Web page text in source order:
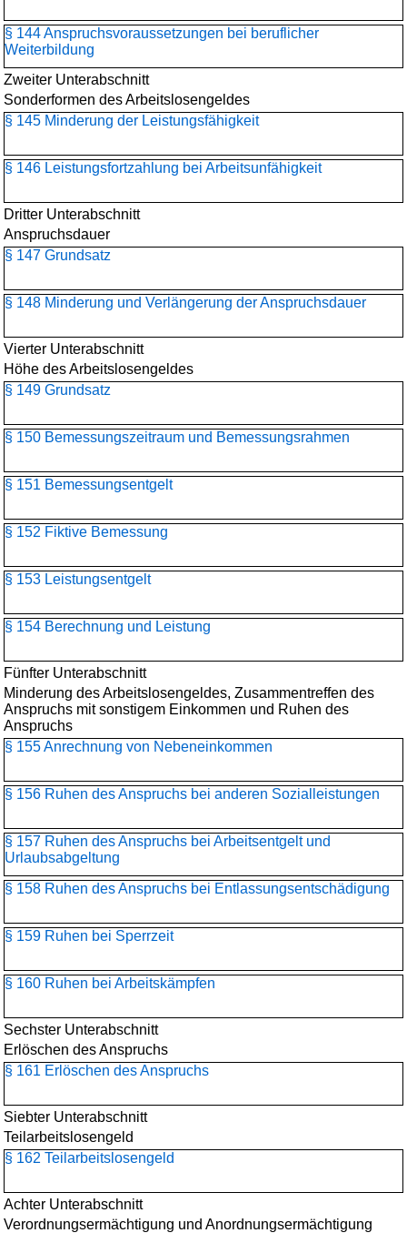
§ 144 Anspruchsvoraussetzungen bei beruflicher
Weiterbildung
Zweiter Unterabschnitt
Sonderformen des Arbeitslosengeldes
§ 145 Minderung der Leistungsfähigkeit
§ 146 Leistungsfortzahlung bei Arbeitsunfähigkeit
Dritter Unterabschnitt
Anspruchsdauer
§ 147 Grundsatz
§ 148 Minderung und Verlängerung der Anspruchsdauer
Vierter Unterabschnitt
Höhe des Arbeitslosengeldes
§ 149 Grundsatz
§ 150 Bemessungszeitraum und Bemessungsrahmen
§ 151 Bemessungsentgelt
§ 152 Fiktive Bemessung
§ 153 Leistungsentgelt
§ 154 Berechnung und Leistung
Fünfter Unterabschnitt
Minderung des Arbeitslosengeldes, Zusammentreffen des
Anspruchs mit sonstigem Einkommen und Ruhen des
Anspruchs
§ 155 Anrechnung von Nebeneinkommen
§ 156 Ruhen des Anspruchs bei anderen Sozialleistungen
§ 157 Ruhen des Anspruchs bei Arbeitsentgelt und
Urlaubsabgeltung
§ 158 Ruhen des Anspruchs bei Entlassungsentschädigung
§ 159 Ruhen bei Sperrzeit
§ 160 Ruhen bei Arbeitskämpfen
Sechster Unterabschnitt
Erlöschen des Anspruchs
§ 161 Erlöschen des Anspruchs
Siebter Unterabschnitt
Teilarbeitslosengeld
§ 162 Teilarbeitslosengeld
Achter Unterabschnitt
Verordnungsermächtigung und Anordnungsermächtigung